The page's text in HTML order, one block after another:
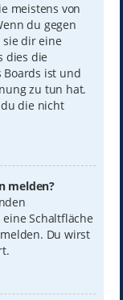
meistens von
du gegen
sie dir eine
dies die
ist und
zu tun hat.
die nicht
melden?
Schaltfläche
Du wirst